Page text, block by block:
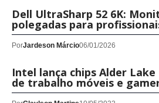
Dell UltraSharp 52 6K:
polegadas para
PorJardeson Márcio06/01/2026
Intel lança chips Alder
de trabalho móveis e